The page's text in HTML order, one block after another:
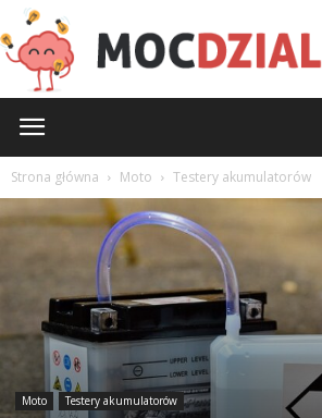
Strona główna Moto Testery akumulatorów
Moto Testery akumulatorów